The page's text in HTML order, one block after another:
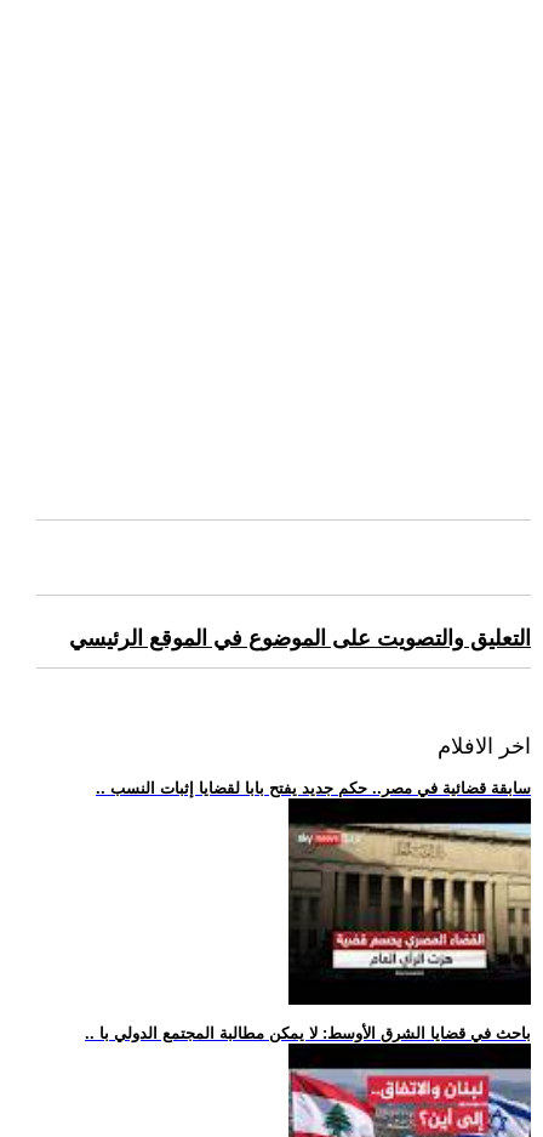
التعليق والتصويت على الموضوع في الموقع الرئيسي
اخر الافلام
.. سابقة قضائية في مصر.. حكم جديد يفتح بابا لقضايا إثبات النسب
.. باحث في قضايا الشرق الأوسط: لا يمكن مطالبة المجتمع الدولي با